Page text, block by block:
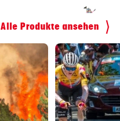
Alle Produkte ansehen